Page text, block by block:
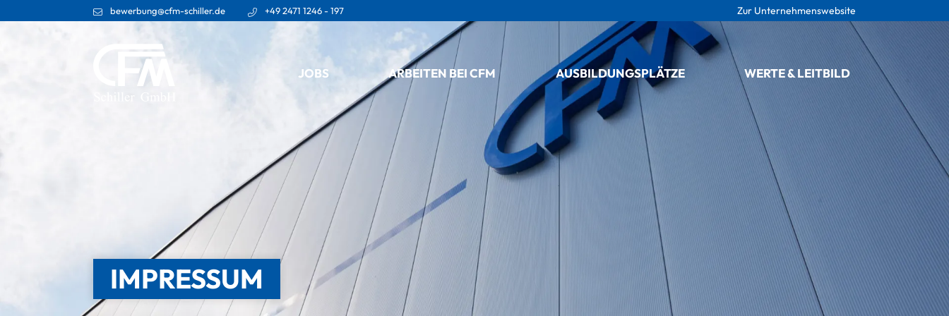
bewerbung@cfm-schiller.de +49 2471 1246 - 197 Zur Unternehmenswebsite
JOBS ARBEITEN BEI CFM AUSBILDUNGSPLÄTZE WERTE & LEITBILD
IMPRESSUM